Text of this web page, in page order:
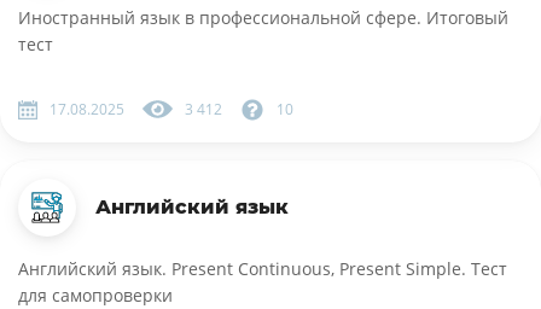
Иностранный язык в профессиональной сфере. Итоговый
тест
17.08.2025 3 412 10
Английский язык
Английский язык. Present Continuous, Present Simple. Тест
для самопроверки